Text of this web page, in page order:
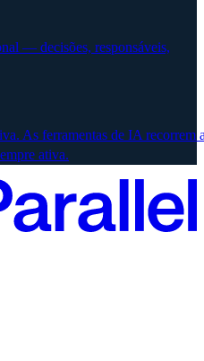
— decisões, responsáveis,
As ferramentas de IA recorrem
ativa.